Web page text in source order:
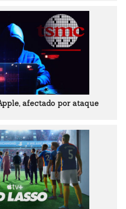
afectado por ataque